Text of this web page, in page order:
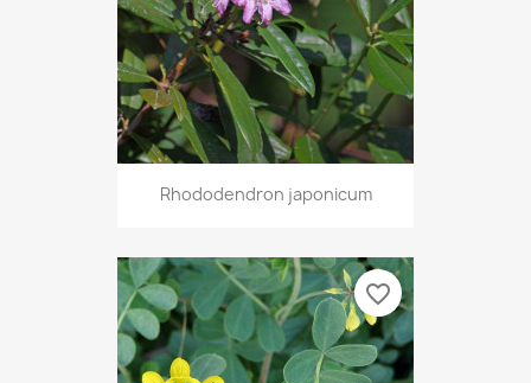
Rhododendron japonicum
favorite_border